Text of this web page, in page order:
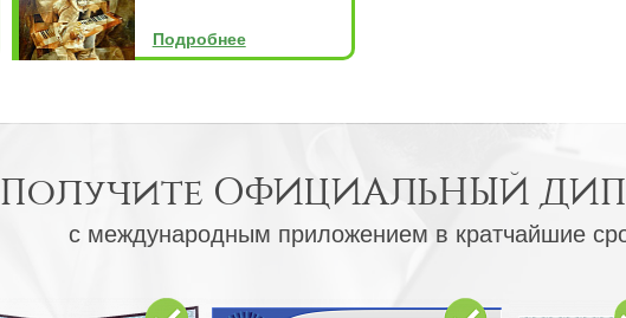
Подробнее
Получите ОФИЦИАЛЬНЫЙ
с международным приложением в кратчайшие